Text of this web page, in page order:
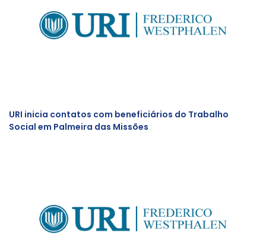
URI inicia contatos com beneficiários do Trabalho
Social em Palmeira das Missões